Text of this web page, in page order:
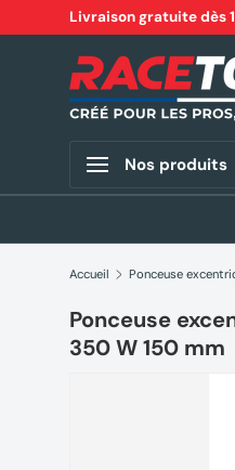
Aller au contenu
Livraison gratuite dès
Nos produits
Accueil
Ponceuse
350 W 150 mm